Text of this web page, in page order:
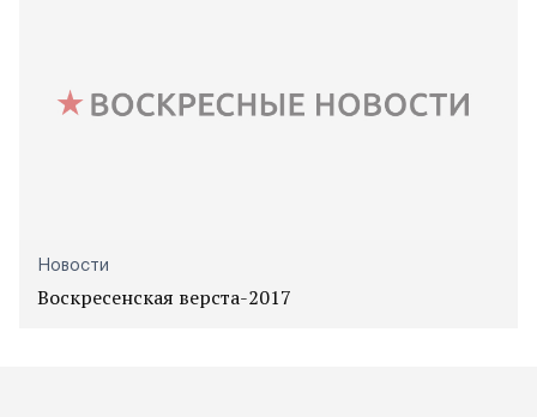
Новости
Воскресенская верста-2017